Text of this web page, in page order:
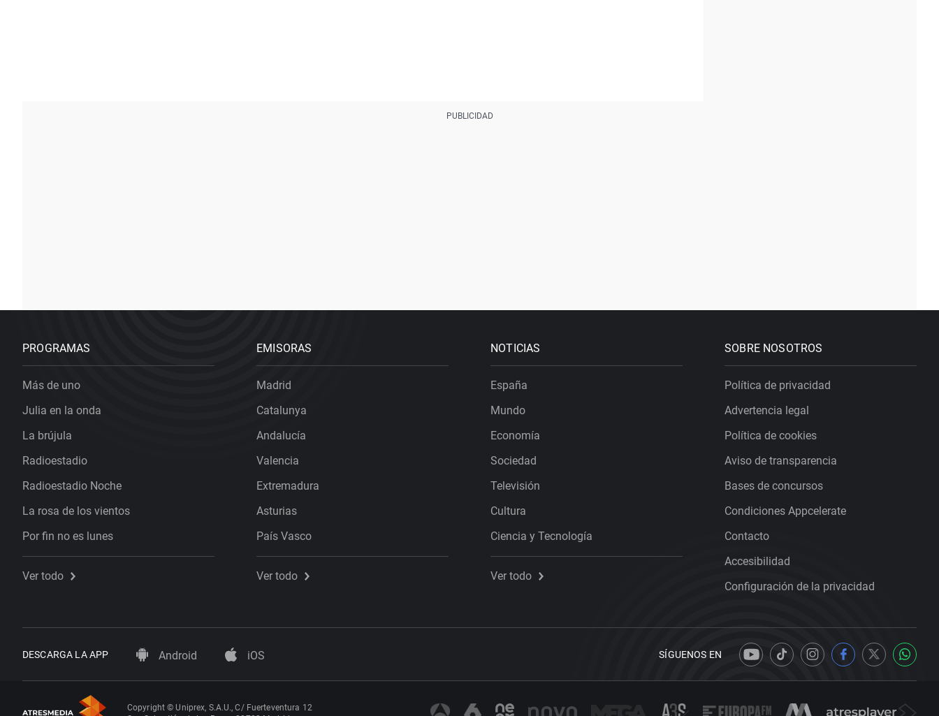
PROGRAMAS
Más de uno
Julia en la onda
La brújula
Radioestadio
Radioestadio Noche
La rosa de los vientos
Por fin no es lunes
Ver todo
EMISORAS
Madrid
Catalunya
Andalucía
Valencia
Extremadura
Asturias
País Vasco
Ver todo
NOTICIAS
España
Mundo
Economía
Sociedad
Televisión
Cultura
Ciencia y Tecnología
Ver todo
SOBRE NOSOTROS
Política de privacidad
Advertencia legal
Política de cookies
Aviso de transparencia
Bases de concursos
Condiciones Appcelerate
Contacto
Accesibilidad
Configuración de la privacidad
DESCARGA LA APP Android iOS SÍGUENOS EN
Copyright © Uniprex, S.A.U., C/ Fuerteventura 12